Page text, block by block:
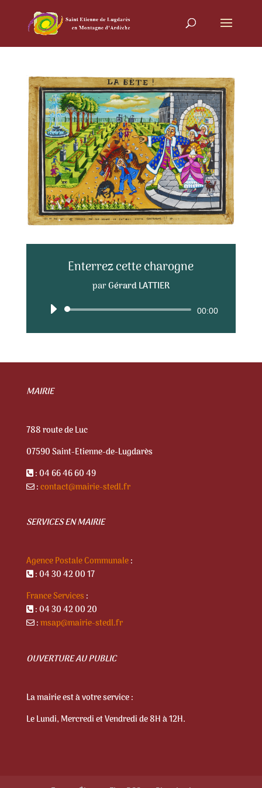
Enterrez cette charogne
parGérard LATTIER
Lecteur
00:00
MAIRIE
788 route de Luc
07590 Saint-Etienne-de-Lugdarès
: 04 66 46 60 49
:contact@mairie-stedl.fr
SERVICES EN MAIRIE
Agence Postale Communale:
: 04 30 42 00 17
France Services :
: 04 30 42 00 20
:msap@mairie-stedl.fr
OUVERTURE AU PUBLIC
La mairie est à votre service :
Le Lundi, Mercredi et Vendredi de 8H à 12H.